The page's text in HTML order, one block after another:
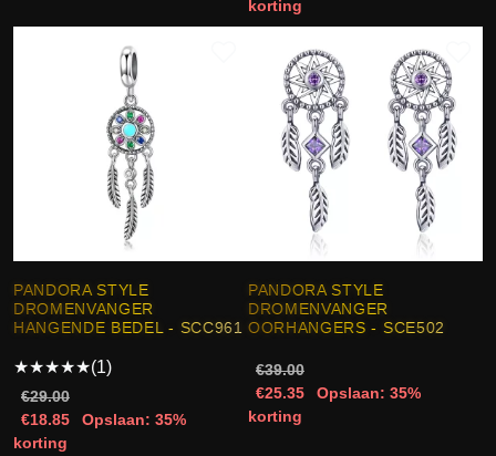
korting
PANDORA STYLE
DROMENVANGER
HANGENDE BEDEL - SCC961
★★★★★(1)
€29.00
€18.85
Opslaan: 35%
korting
PANDORA STYLE
DROMENVANGER
OORHANGERS - SCE502
€39.00
€25.35
Opslaan: 35%
korting